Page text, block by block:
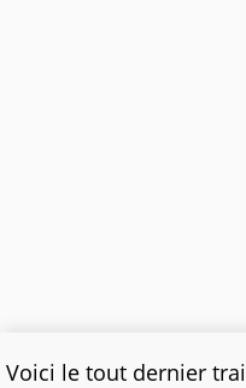
Voici le tout dernier